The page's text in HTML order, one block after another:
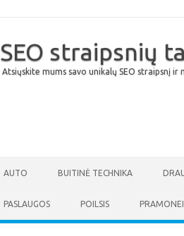
SEO straipsnių
Atsiųskite mums savo unikalų SEO straipsnį
AUTO BUITINĖ TECHNIKA
PASLAUGOS POILSIS PRAMONEI